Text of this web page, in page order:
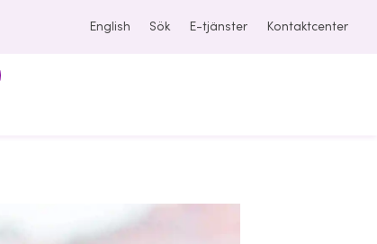
English Sök E-tjänster Kontaktcenter